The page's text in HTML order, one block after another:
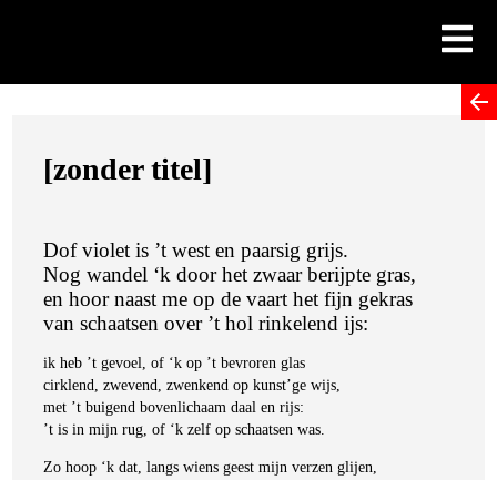
[zonder titel]
Dof violet is ’t west en paarsig grijs.
Nog wandel ‘k door het zwaar berijpte gras,
en hoor naast me op de vaart het fijn gekras
van schaatsen over ’t hol rinkelend ijs:
ik heb ’t gevoel, of ‘k op ’t bevroren glas
cirklend, zwevend, zwenkend op kunst’ge wijs,
met ’t buigend bovenlichaam daal en rijs:
’t is in mijn rug, of ‘k zelf op schaatsen was.
Zo hoop ‘k dat, langs wiens geest mijn verzen glijen,